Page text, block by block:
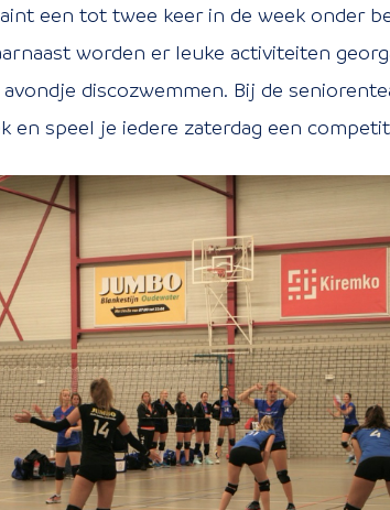
een tot twee keer in de week onder
worden er leuke activiteiten
discozwemmen. Bij de
en speel je iedere zaterdag een